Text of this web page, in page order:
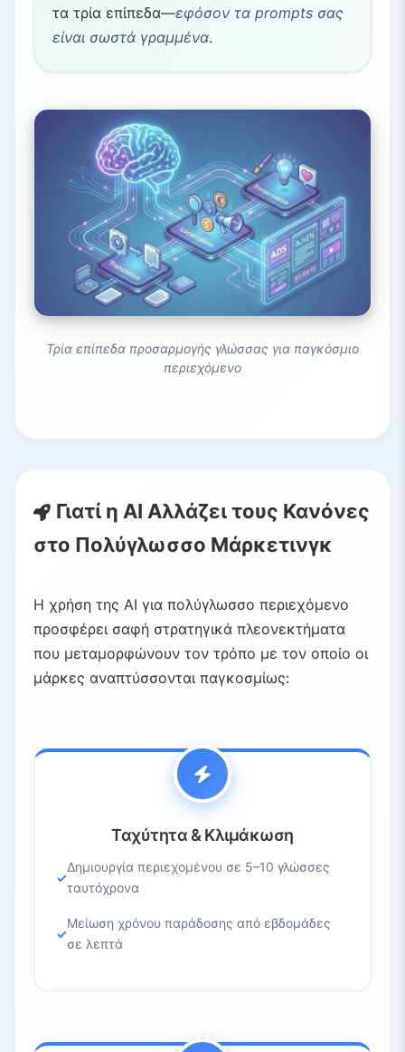
τα τρία επίπεδα—εφόσον τα prompts σας
είναι σωστά γραμμένα.
Τρία επίπεδα προσαρμογής γλώσσας για παγκόσμιο
περιεχόμενο
Γιατί η AI Αλλάζει τους Κανόνες
στο Πολύγλωσσο Μάρκετινγκ
Η χρήση της AI για πολύγλωσσο περιεχόμενο
προσφέρει σαφή στρατηγικά πλεονεκτήματα
που μεταμορφώνουν τον τρόπο με τον οποίο οι
μάρκες αναπτύσσονται παγκοσμίως:
Ταχύτητα & Κλιμάκωση
Δημιουργία περιεχομένου σε 5–10 γλώσσες
ταυτόχρονα
Μείωση χρόνου παράδοσης από εβδομάδες
σε λεπτά